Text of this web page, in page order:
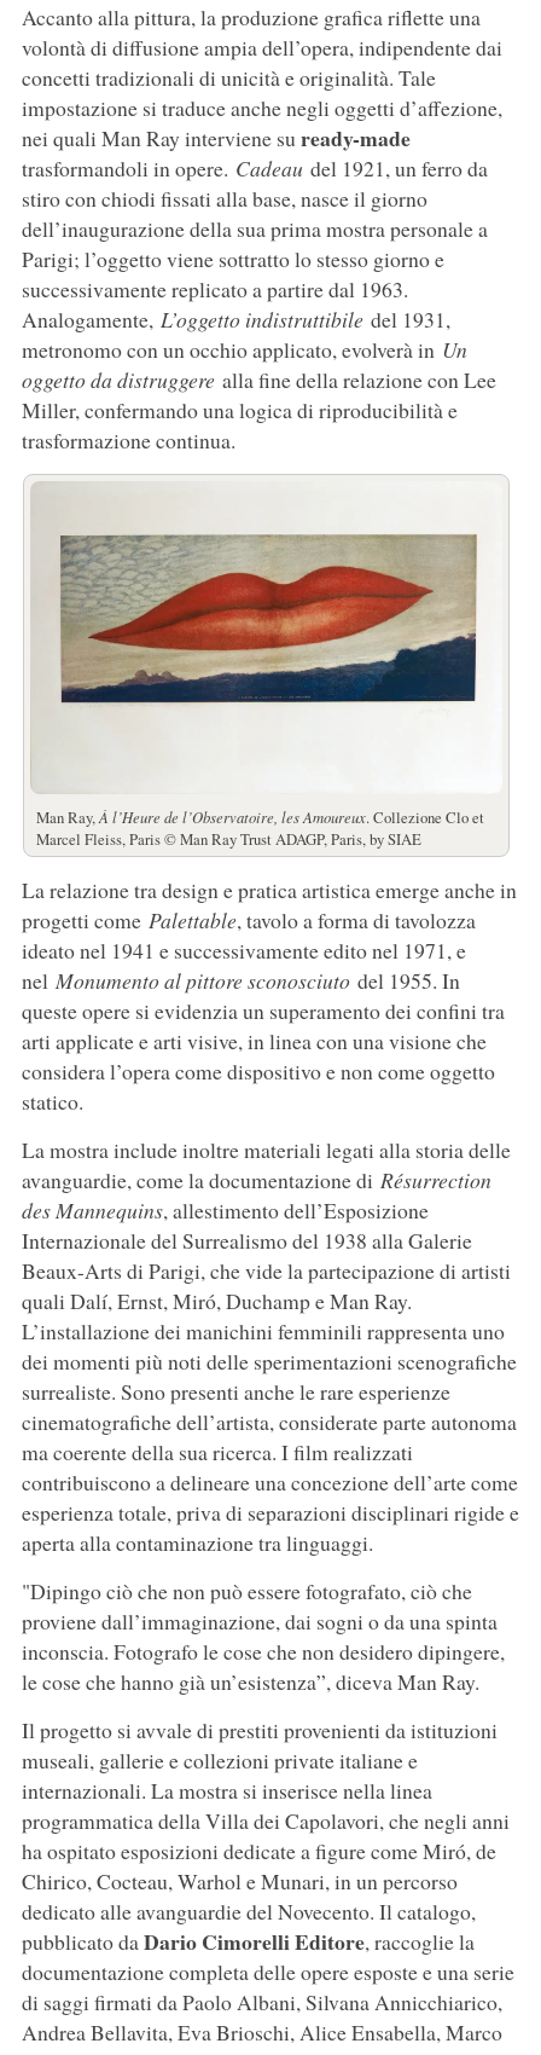
Accanto alla pittura, la produzione grafica riflette una
volontà di diffusione ampia dell’opera, indipendente dai
concetti tradizionali di unicità e originalità. Tale
impostazione si traduce anche negli oggetti d’affezione,
nei quali Man Ray interviene suready-made
trasformandoli in opere. Cadeau del 1921, un ferro da
stiro con chiodi fissati alla base, nasce il giorno
dell’inaugurazione della sua prima mostra personale a
Parigi; l’oggetto viene sottratto lo stesso giorno e
successivamente replicato a partire dal 1963.
Analogamente, L’oggetto indistruttibiledel 1931,
metronomo con un occhio applicato, evolverà in Un
oggetto da distruggerealla fine della relazione con Lee
Miller, confermando una logica di riproducibilità e
trasformazione continua.
Man Ray,À l’Heure de l’Observatoire, les Amoureux. Collezione Clo et
Marcel Fleiss, Paris © Man Ray Trust ADAGP, Paris, by SIAE
La relazione tra design e pratica artistica emerge anche in
progetti come Palettable, tavolo a forma di tavolozza
ideato nel 1941 e successivamente edito nel 1971, e
nel Monumento al pittore sconosciutodel 1955. In
queste opere si evidenzia un superamento dei confini tra
arti applicate e arti visive, in linea con una visione che
considera l’opera come dispositivo e non come oggetto
statico.
La mostra include inoltre materiali legati alla storia delle
avanguardie, come la documentazione di Résurrection
des Mannequins, allestimento dell’Esposizione
Internazionale del Surrealismo del 1938 alla Galerie
Beaux-Arts di Parigi, che vide la partecipazione di artisti
quali Dalí, Ernst, Miró, Duchamp e Man Ray.
L’installazione dei manichini femminili rappresenta uno
dei momenti più noti delle sperimentazioni scenografiche
surrealiste. Sono presenti anche le rare esperienze
cinematografiche dell’artista, considerate parte autonoma
ma coerente della sua ricerca. I film realizzati
contribuiscono a delineare una concezione dell’arte come
esperienza totale, priva di separazioni disciplinari rigide e
aperta alla contaminazione tra linguaggi.
"Dipingo ciò che non può essere fotografato, ciò che
proviene dall’immaginazione, dai sogni o da una spinta
inconscia. Fotografo le cose che non desidero dipingere,
le cose che hanno già un’esistenza”, diceva Man Ray.
Il progetto si avvale di prestiti provenienti da istituzioni
museali, gallerie e collezioni private italiane e
internazionali. La mostra si inserisce nella linea
programmatica della Villa dei Capolavori, che negli anni
ha ospitato esposizioni dedicate a figure come Miró, de
Chirico, Cocteau, Warhol e Munari, in un percorso
dedicato alle avanguardie del Novecento. Il catalogo,
pubblicato daDario Cimorelli Editore, raccoglie la
documentazione completa delle opere esposte e una serie
di saggi firmati da Paolo Albani, Silvana Annicchiarico,
Andrea Bellavita, Eva Brioschi, Alice Ensabella, Marco